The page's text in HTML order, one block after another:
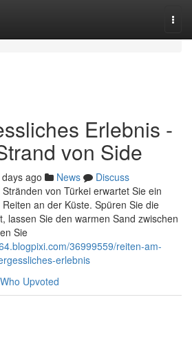
Erlebnis -
von Side
ago News
Discuss
von Türkei erwartet Sie ein
an der Küste. Spüren Sie die
lassen Sie den warmen Sand zwischen
Sie
36999559/reiten-am-
erlebnis
Who Upvoted